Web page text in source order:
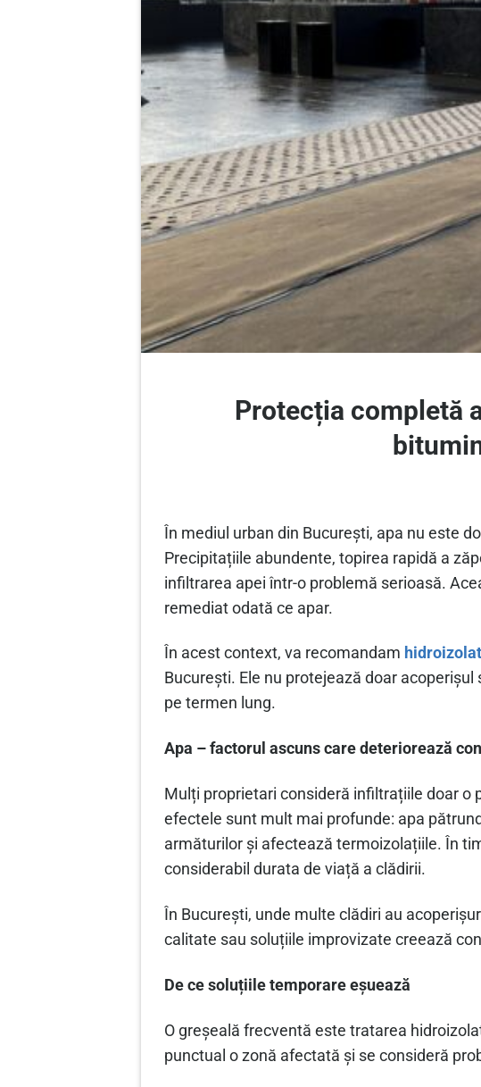
Protecția completă
În mediul urban din București, apa nu este
Precipitațiile abundente, topirea rapidă a
infiltrarea apei într-o problemă serioasă.
remediat odată ce apar.
În acest context, va recomandam
București. Ele nu protejează doar
pe termen lung.
Apa – factorul ascuns care deteriorează
Mulți proprietari consideră infiltrațiile doar o
efectele sunt mult mai profunde: apa
armăturilor și afectează termoizolațiile. În
considerabil durata de viață a clădirii.
În București, unde multe clădiri au
calitate sau soluțiile improvizate creează
De ce soluțiile temporare eșuează
O greșeală frecventă este tratarea
punctual o zonă afectată și se consideră